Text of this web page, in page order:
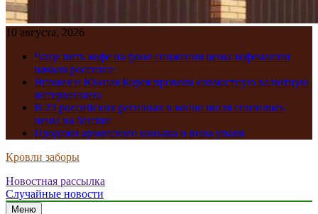
10 августа, 2026
Чаще пить кофе на фоне снижения цены кофемашин
начали россияне
Япония и Южная Корея провели совместную валютную
интервенцию
В 23 российских регионах в конце июля снизились
цены на бензин
Продажи армянского коньяка и вина упали
Кровли заборы
Новостная рассылка
Случайные новости
Меню